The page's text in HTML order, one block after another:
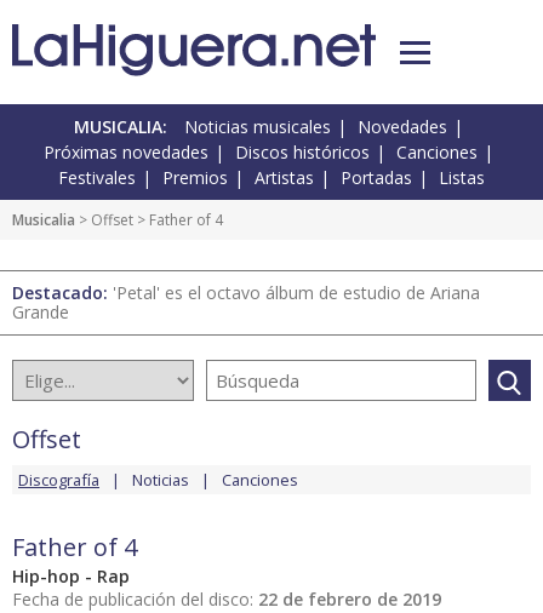
MUSICALIA: Noticias musicales
Novedades
Próximas novedades
Discos históricos
Canciones
Festivales
Premios Artistas Portadas Listas
Musicalia > Offset > Father of 4
Destacado: 'Petal' es el octavo álbum de estudio de Ariana
Grande
Offset
Discografía Noticias Canciones
Father of 4
Hip-hop - Rap
Fecha de publicación del disco: 22 de febrero de 2019